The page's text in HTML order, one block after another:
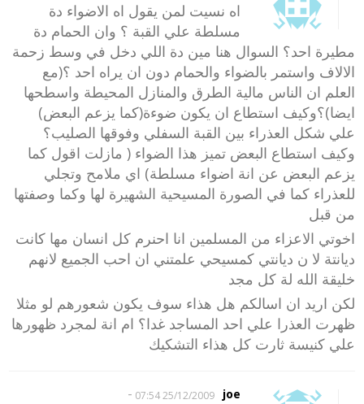
اه نسيت لمن يقول اه الاضواء دة
مسلطة علي القبة ؟ وان الحمام دة
مطيرة احد؟ السوال هنا مين دة اللي دخل في وسط زحمة
الالاف واستمر بالضواء والحمام دون ان يراه احد ؟(مع
العلم ان الناس مالية الطرق والمنازل المحيطة واسطحها
ايضا)؟وكيف استطاع ان يكون ضوءة(كما يزعم البعض)
علي شكل العذراء بين القبة السفلي وفوقها الصليب؟
وكيف استطاع البعض تميز هذا الضواء ( مازلت اقول كما
يزعم البعض عن انة اضواء مسلطة) اي ملامح وتجلي
للعذراء كما في الصورة المسيحية الشهيرة لها وكما وصفتها
من قبل
اخوتي الاعزاء من المسلمين انا احنرم كل انسان مها كانت
ديانتة لا ن ديانتي كمسيحي علمتني ان احب الجميع لانهم
خليقة الله لة كل مجد
لكن اريد ان اسالكم هل هذاء سوف يكون شعورهم لو مثلا
ظهرت العذرا علي احد المساجد غدا؟ ام انة لمجرد ظهورها
علي كنيسة ثارت كل هذاء التشكيك
joe
25/12/2009 07:54
-